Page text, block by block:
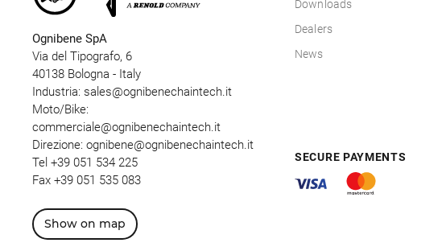
Ognibene SpA
Via del Tipografo, 6
40138 Bologna - Italy
Industria: sales@ognibenechaintech.it
Moto/Bike:
commerciale@ognibenechaintech.it
Direzione: ognibene@ognibenechaintech.it
Tel +39 051 534 225
Fax +39 051 535 083
Show on map
Downloads
Dealers
News
SECURE PAYMENTS